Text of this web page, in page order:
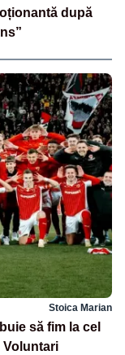
după
Stoica Marian
să fim la cel
Voluntari